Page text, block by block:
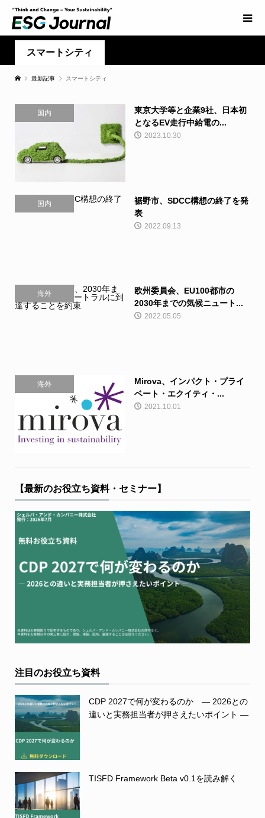
スマートシティ
最新記事 スマートシティ
国内
東京大学等と企業9社、日本初
となるEV走行中給電の...
2023.10.30
国内
裾野市、SDCC構想の終了を発
表
2022.09.13
海外
欧州委員会、EU100都市の
2030年までの気候ニュート...
2022.05.05
海外
Mirova、インパクト・プライ
ベート・エクイティ・...
2021.10.01
【最新のお役立ち資料・セミナー】
注目のお役立ち資料
CDP 2027で何が変わるのか ― 2026との
違いと実務担当者が押さえたいポイント ―
TISFD Framework Beta v0.1を読み解く